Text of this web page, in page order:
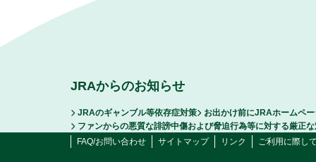
JRAからのお知らせ
JRAのギャンブル等依存症対策
お出かけ前にJRAホームペ
ファンからの悪質な誹謗中傷および脅迫行為等に対する厳正
FAQ/お問い合わせ
サイトマップ リンク ご利用に際し